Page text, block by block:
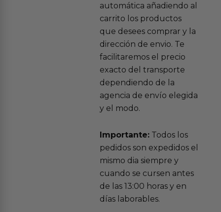
automática añadiendo al
carrito los productos
que desees comprar y la
dirección de envio. Te
facilitaremos el precio
exacto del transporte
dependiendo de la
agencia de envío elegida
y el modo.
Importante:Todos los
pedidos son expedidos el
mismo dia siempre y
cuando se cursen antes
de las 13:00 horas y en
días laborables.